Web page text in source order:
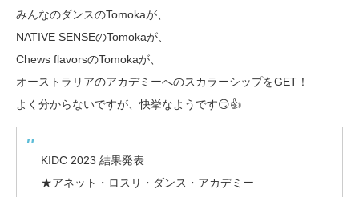
みんなのダンスのTomokaが、
NATIVE SENSEのTomokaが、
Chews flavorsのTomokaが、
オーストラリアのアカデミーへのスカラーシップをGET！
よく分からないですが、快挙なようです😏👍
KIDC 2023 結果発表
★アネット・ロスリ・ダンス・アカデミー